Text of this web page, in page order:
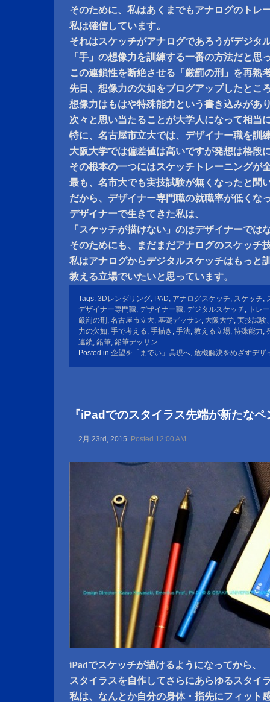
そのために、私はあくまでもアナログのトレ
私は確信しています。
それはスケッチがアナログであろうがデジタ
「手」の想像力を訓練する一番の方法だと思
この連鎖性を断絶させる「厳罰の刑」を再熟
先日、想像力の欠如をブログアップしたとこ
想像力はもはや特殊能力という書き込みがあ
次々と思い当たることが大学人になって相当
特に、名古屋市立大では、デザイナー職を訓
大阪大学では偏差値は高いですが発想は格段
その根本の一つにはスケッチトレーニングが
最も、名市大でも実技試験が無くなったと聞
だから、デザイナー専門職の就職率が低くな
デザイナーで生きてきた私は、
「スケッチが描けない」のはデザイナーでは
そのためにも、まだまだアナログのスケッチ
私はアナログからデジタルスケッチはもっと
教える立場でいたいと思っています。
Tags: 3Dレンダリング, PAD, アナログスケッチ, スケッチ,
デザイナー専門職, デザイナー職, デジタルスケッチ, トレ
厳罰の刑 , 名古屋市立大, 基礎デッサン, 大阪大学, 実技試験
力の欠如, 手で考える, 手描き , 手法, 教える立場, 特殊能力,
連鎖, 鉛筆, 鉛筆デッサン
Posted in 企望を「までい」具現へ, 危機解決をめざすデザ
『iPadでのスタイラス先端が新たな
2月 23rd, 2015 Posted 12:00 AM
iPadでスケッチが描けるようになってから、
スタイラスを自作してさらにあらゆるスタイ
私は、なんとか自分の身体・指先にフィット